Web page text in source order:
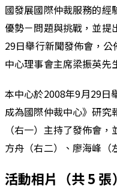
國發展國際仲裁服務的經
優勢－問題與挑戰，並提
29日舉行新聞發佈會，
中心理事會主席梁振英先
本中心於2008年9月29日
成為國際仲裁中心》研究
（右一）主持了發佈會
方舟（右二）、廖海峰（
活動相片 （共5 張）